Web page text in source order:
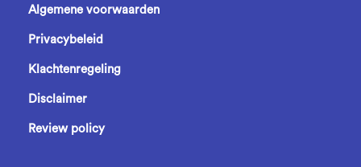
Algemene voorwaarden
Privacybeleid
Klachtenregeling
Disclaimer
Review policy